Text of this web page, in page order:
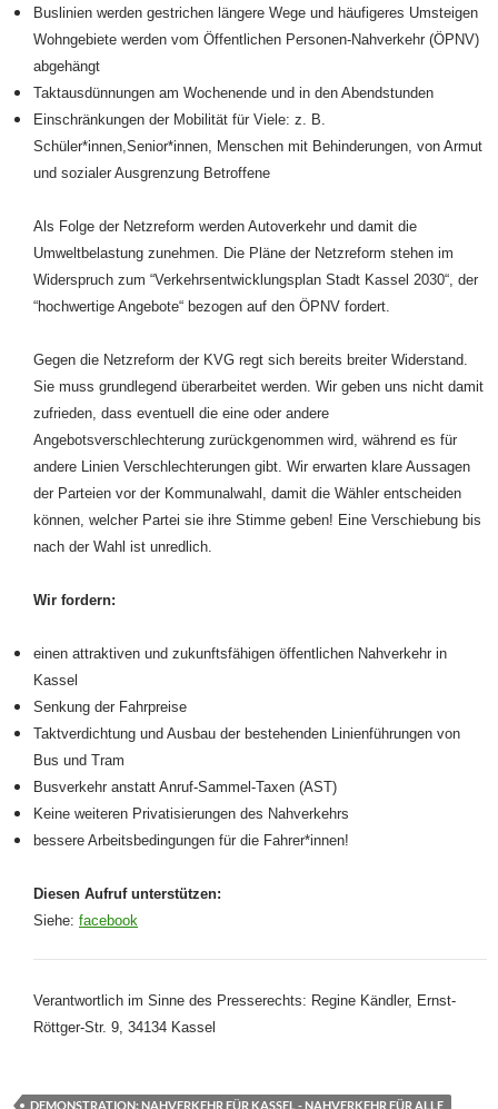
Buslinien werden gestrichen längere Wege und häufigeres Umsteigen
Wohngebiete werden vom Öffentlichen Personen-Nahverkehr (ÖPNV)
abgehängt
Taktausdünnungen am Wochenende und in den Abendstunden
Einschränkungen der Mobilität für Viele: z. B.
Schüler*innen,Senior*innen, Menschen mit Behinderungen, von Armut
und sozialer Ausgrenzung Betroffene
Als Folge der Netzreform werden Autoverkehr und damit die
Umweltbelastung zunehmen. Die Pläne der Netzreform stehen im
Widerspruch zum “Verkehrsentwicklungsplan Stadt Kassel 2030“, der
“hochwertige Angebote“ bezogen auf den ÖPNV fordert.
Gegen die Netzreform der KVG regt sich bereits breiter Widerstand.
Sie muss grundlegend überarbeitet werden. Wir geben uns nicht damit
zufrieden, dass eventuell die eine oder andere
Angebotsverschlechterung zurückgenommen wird, während es für
andere Linien Verschlechterungen gibt. Wir erwarten klare Aussagen
der Parteien vor der Kommunalwahl, damit die Wähler entscheiden
können, welcher Partei sie ihre Stimme geben! Eine Verschiebung bis
nach der Wahl ist unredlich.
Wir fordern:
einen attraktiven und zukunftsfähigen öffentlichen Nahverkehr in
Kassel
Senkung der Fahrpreise
Taktverdichtung und Ausbau der bestehenden Linienführungen von
Bus und Tram
Busverkehr anstatt Anruf-Sammel-Taxen (AST)
Keine weiteren Privatisierungen des Nahverkehrs
bessere Arbeitsbedingungen für die Fahrer*innen!
Diesen Aufruf unterstützen:
Siehe: facebook
Verantwortlich im Sinne des Presserechts: Regine Kändler, Ernst-
Röttger-Str. 9, 34134 Kassel
DEMONSTRATION: NAHVERKEHR FÜR KASSEL - NAHVERKEHR FÜR ALLE